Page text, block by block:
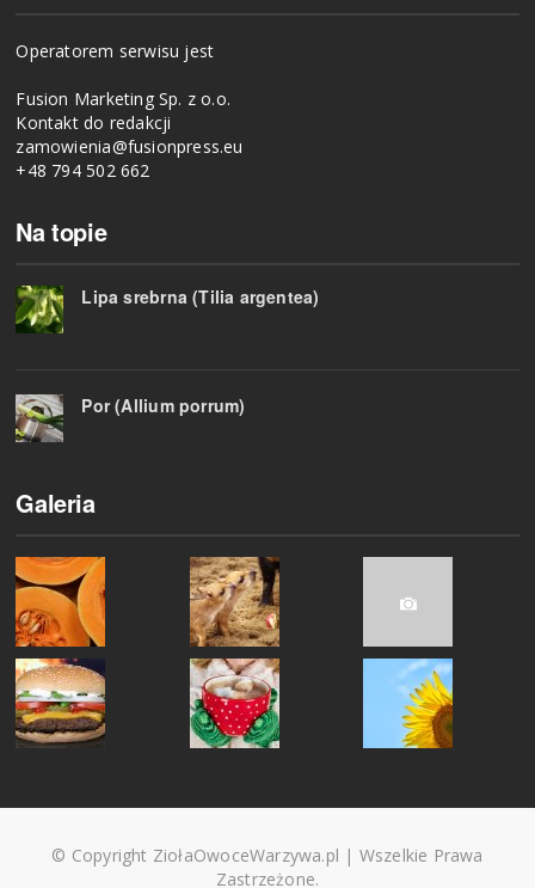
Operatorem serwisu jest
Fusion Marketing Sp. z o.o.
Kontakt do redakcji
zamowienia@fusionpress.eu
+48 794 502 662
Na topie
Lipa srebrna (Tilia argentea)
Por (Allium porrum)
Galeria
© Copyright ZiołaOwoceWarzywa.pl | Wszelkie Prawa
Zastrzeżone.